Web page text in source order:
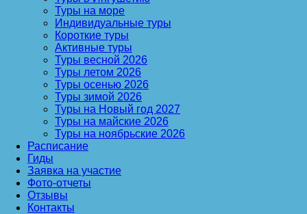
Туры на море
Индивидуальные туры
Короткие туры
Активные туры
Туры весной 2026
Туры летом 2026
Туры осенью 2026
Туры зимой 2026
Туры на Новый год 2027
Туры на майские 2026
Туры на ноябрьские 2026
Расписание
Гиды
Заявка на участие
Фото-отчеты
Отзывы
Контакты